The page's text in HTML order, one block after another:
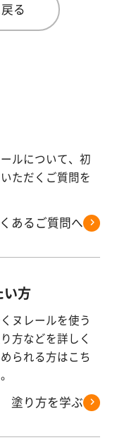
る
ルについて、初
ただくご質問を
あるご質問へ
い方
ヌレールを使う
方などを詳しく
られる方はこち
塗り方を学ぶ